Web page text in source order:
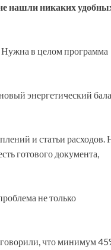
нашли никаких
Нужна в целом программа
энергетический
и статьи расходов.
готового документа,
не только
говорили, что минимум